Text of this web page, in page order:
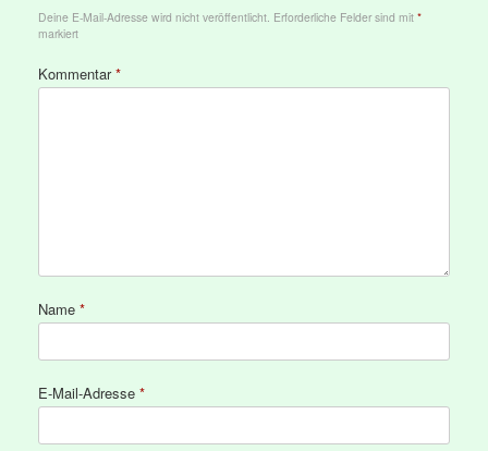
Deine E-Mail-Adresse wird nicht veröffentlicht. Erforderliche Felder sind mit *
markiert
Kommentar*
Name *
E-Mail-Adresse *